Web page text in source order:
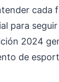
cada
para
2024
de